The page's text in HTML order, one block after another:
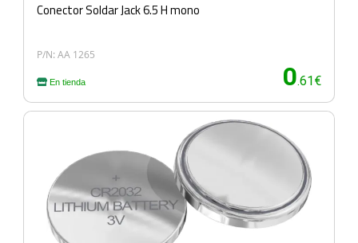
Conector Soldar Jack 6.5 H mono
P/N: AA 1265
En tienda 0.61€